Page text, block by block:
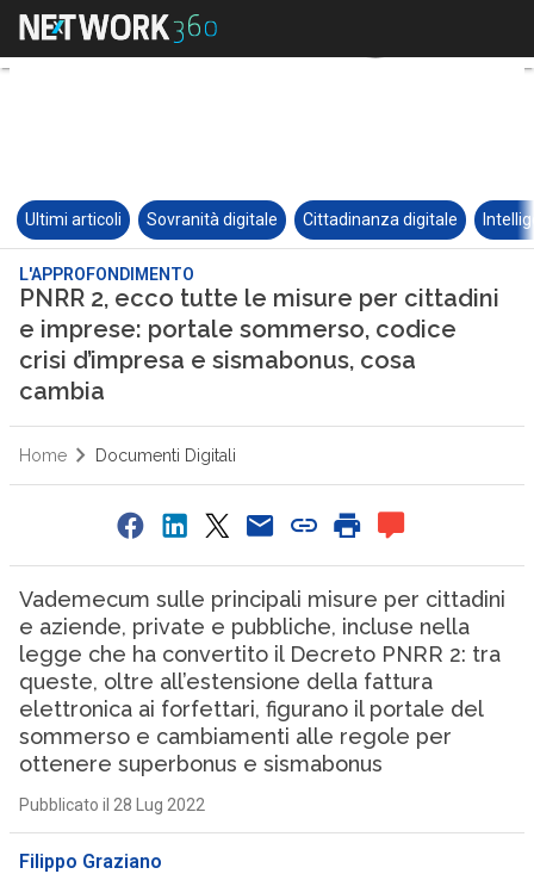
Ultimi articoli Sovranità digitale Cittadinanza digitale
L'APPROFONDIMENTO
PNRR 2, ecco tutte le misure per cittadini
e imprese: portale sommerso, codice
crisi d’impresa e sismabonus, cosa
cambia
Home Documenti Digitali
Vademecum sulle principali misure per cittadini
e aziende, private e pubbliche, incluse nella
legge che ha convertito il Decreto PNRR 2: tra
queste, oltre all’estensione della fattura
elettronica ai forfettari, figurano il portale del
sommerso e cambiamenti alle regole per
ottenere superbonus e sismabonus
Pubblicato il 28 Lug 2022
Filippo Graziano